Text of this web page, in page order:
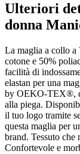
Ulteriori
donna
La maglia a collo a
cotone e 50%
facilità di
elastan per una
by OEKO-TEX®,
alla piega.
il tuo logo tramite
questa maglia per
brand. Tessuto che
Confortevole e